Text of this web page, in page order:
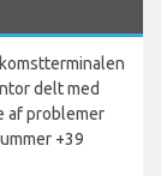
delt med
af problemer
+39